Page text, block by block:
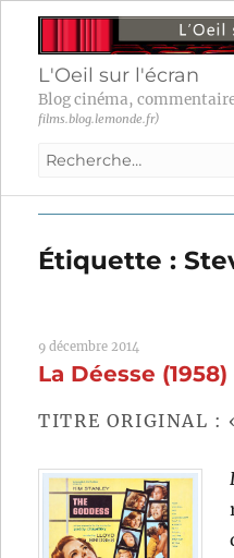
L'Oeil sur l'écran
Blog cinéma,
films.blog.lemonde.fr)
Recherche
:
Étiquette :
9 décembre 2014
La Déesse
TITRE ORIGINAL :